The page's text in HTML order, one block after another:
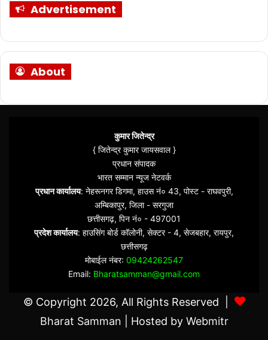
Advertisement
About
कुमार जितेन्द्र
{ जितेन्द्र कुमार जायसवाल }
प्रधान संपादक
भारत सम्मान न्यूज नेटवर्क
प्रधान कार्यालय: नेहरूनगर डिगमा, हाउस नं० 43, पोस्ट - राघवपुरी,
अम्बिकापुर, जिला - सरगुजा
छत्तीसगढ़, पिन नं० - 497001
प्रदेश कार्यालय: हाउसिंग बोर्ड कॉलोनी, सेक्टर - 4, सेजबहार, रायपुर,
छत्तीसगढ़
मोबाईल नंबर: 09424262547
Email: Bharatsamman@gmail.com
© Copyright 2026, All Rights Reserved |
Bharat Samman | Hosted by Webmitr